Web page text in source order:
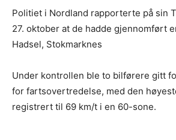
Politiet i Nordland rapporterte på sin
27. oktober at de hadde gjennomført
Hadsel, Stokmarknes
Under kontrollen ble to bilførere gitt
for fartsovertredelse, med den
registrert til 69 km/t i en 60-sone.